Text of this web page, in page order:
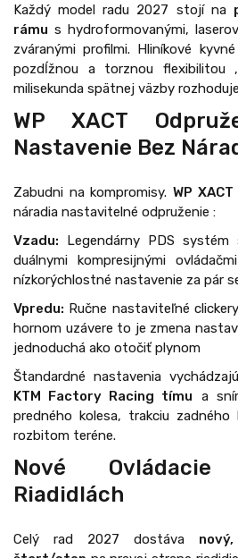
Každý model radu 2027 stojí na
rámu s hydroformovanými,
zváranými profilmi. Hliníkové
pozdĺžnou a torznou flexibilitou
milisekunda spätnej väzby
WP XACT
Nastavenie Bez
Zabudni na kompromisy.WP XACT
náradia nastavitelné odpruženie :
Vzadu: Legendárny PDS
duálnymi kompresijnými
nízkorýchlostné nastavenie za pár
Vpredu: Ručne nastaviteľné
hornom uzávere to je zmena
jednoduchá ako otočiť plynom
Štandardné nastavenia
KTM Factory Racing tímu a
predného kolesa, trakciu zadného
rozbitom teréne.
Nové
Riadidlách
Celý rad 2027 dostáva